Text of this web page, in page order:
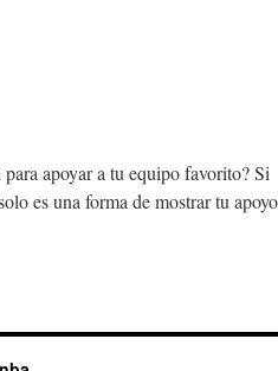
apoyar a tu equipo favorito? Si
es una forma de mostrar tu